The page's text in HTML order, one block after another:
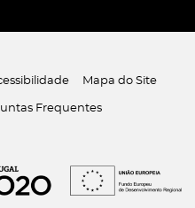
Mapa do Site
Frequentes